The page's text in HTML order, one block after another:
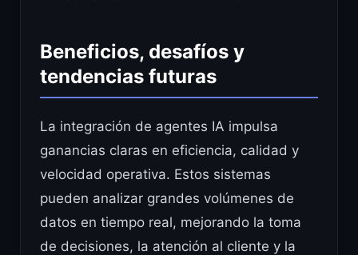
Beneficios, desafíos y
tendencias futuras
La integración de agentes IA impulsa
ganancias claras en eficiencia, calidad y
velocidad operativa. Estos sistemas
pueden analizar grandes volúmenes de
datos en tiempo real, mejorando la toma
de decisiones, la atención al cliente y la